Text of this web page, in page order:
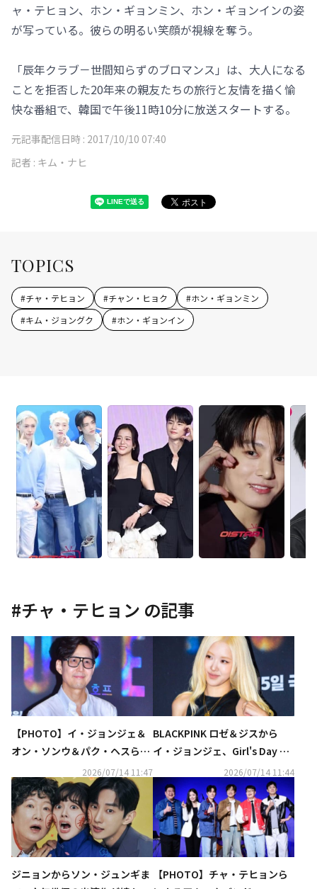
ャ・テヒョン、ホン・ギョンミン、ホン・ギョンインの姿
が写っている。彼らの明るい笑顔が視線を奪う。
「辰年クラブ－世間知らずのブロマンス」は、大人になる
ことを拒否した20年来の親友たちの旅行と友情を描く愉
快な番組で、韓国で午後11時10分に放送スタートする。
元記事配信日時 : 2017/10/10 07:40
記者 : キム・ナヒ
TOPICS
#チャ・テヒョン #チャン・ヒョク #ホン・ギョンミン
#キム・ジョングク #ホン・ギョンイン
#チャ・テヒョン の記事
【PHOTO】イ・ジョンジェ＆
オン・ソンウ＆パク・ヘスら、
映画「ホープ」VIP試写会に出
席（動画あり）
2026/07/14 11:47
BLACKPINK ロゼ＆ジスから
イ・ジョンジェ、Girl's Day ヘ
リまで豪華集結！映画「ホー
プ」VIP試写会に出席
2026/07/14 11:44
ジニョンからソン・ジュンギま
【PHOTO】チャ・テヒョンら